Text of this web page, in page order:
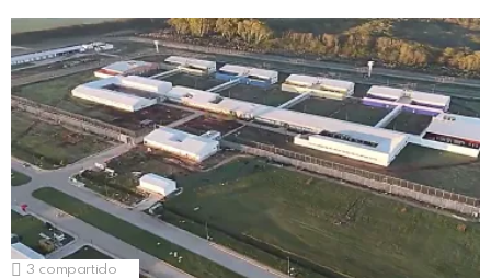
3 compartido